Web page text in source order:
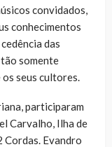
convidados,
conhecimentos
das
somente
seus cultores.
participaram
Carvalho, Ilha de
Cordas. Evandro